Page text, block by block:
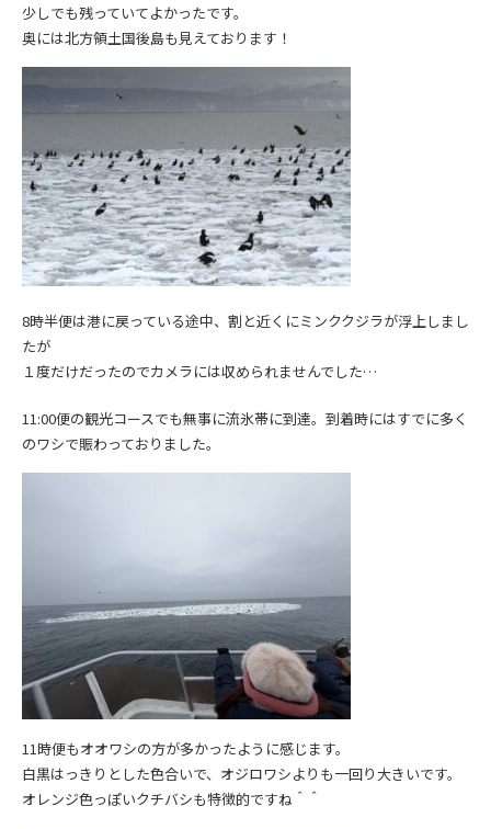
少しでも残っていてよかったです。
奥には北方領土国後島も見えております！
8時半便は港に戻っている途中、割と近くにミンククジラが浮上しまし
たが
１度だけだったのでカメラには収められませんでした…
11:00便の観光コースでも無事に流氷帯に到達。到着時にはすでに多く
のワシで賑わっておりました。
11時便もオオワシの方が多かったように感じます。
白黒はっきりとした色合いで、オジロワシよりも一回り大きいです。
オレンジ色っぽいクチバシも特徴的ですね＾＾